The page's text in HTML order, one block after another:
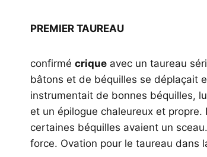
PREMIER TAUREAU
confirmé crique avec un taureau
bâtons et de béquilles se déplaçait
instrumentait de bonnes béquilles,
et un épilogue chaleureux et
certaines béquilles avaient un
force. Ovation pour le taureau dans